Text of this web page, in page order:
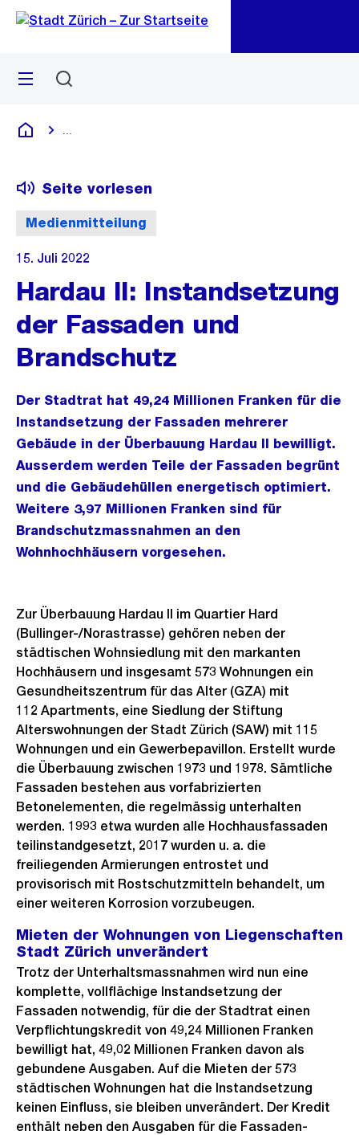
Navigation
Sprunglink
Menü
Deutsch
Medienmitteilung
Seite vorlesen
15. Juli 2022
Hardau II: Instandsetzung
der Fassaden und
Brandschutz
Der Stadtrat hat 49,24 Millionen Franken für die
Instandsetzung der Fassaden mehrerer
Gebäude in der Überbauung Hardau II bewilligt.
Ausserdem werden Teile der Fassaden begrünt
und die Gebäudehüllen energetisch optimiert.
Weitere 3,97 Millionen Franken sind für
Brandschutzmassnahmen an den
Wohnhochhäusern vorgesehen.
Zur Überbauung Hardau II im Quartier Hard
(Bullinger-/Norastrasse) gehören neben der
städtischen Wohnsiedlung mit den markanten
Hochhäusern und insgesamt 573 Wohnungen ein
Gesundheitszentrum für das Alter (GZA) mit
112 Apartments, eine Siedlung der Stiftung
Alterswohnungen der Stadt Zürich (SAW) mit 115
Wohnungen und ein Gewerbepavillon. Erstellt wurde
die Überbauung zwischen 1973 und 1978. Sämtliche
Fassaden bestehen aus vorfabrizierten
Betonelementen, die regelmässig unterhalten
werden. 1993 etwa wurden alle Hochhausfassaden
teilinstandgesetzt, 2017 wurden u. a. die
freiliegenden Armierungen entrostet und
provisorisch mit Rostschutzmitteln behandelt, um
einer weiteren Korrosion vorzubeugen.
Mieten der Wohnungen von Liegenschaften
Stadt Zürich unverändert
Trotz der Unterhaltsmassnahmen wird nun eine
komplette, vollflächige Instandsetzung der
Fassaden notwendig, für die der Stadtrat einen
Verpflichtungskredit von 49,24 Millionen Franken
bewilligt hat, 49,02 Millionen Franken davon als
gebundene Ausgaben. Auf die Mieten der 573
städtischen Wohnungen hat die Instandsetzung
keinen Einfluss, sie bleiben unverändert. Der Kredit
enthält neben den Ausgaben für die Fassaden-